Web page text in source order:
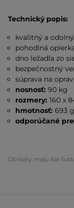
Technický popis:
kvalitný a
pohodlná
dno ležadla zo
bezpečnostný
súprava na
nosnosť: 90 kg
rozmery:160 x
hmotnosť:693 g
odporúčané
Obrázky majú iba